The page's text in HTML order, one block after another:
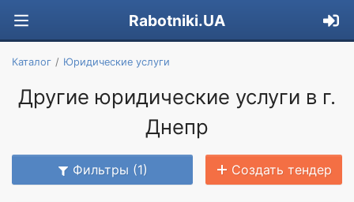
Rabotniki.UA
Каталог Юридические услуги
Другие юридические услуги в г.
Днепр
Фильтры (1) Создать тендер